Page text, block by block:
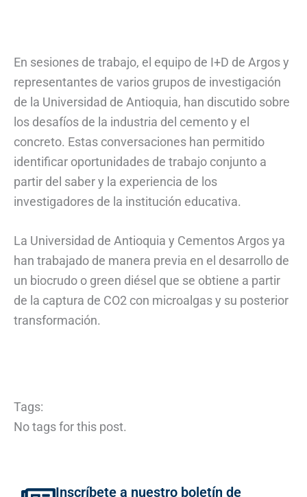
En sesiones de trabajo, el equipo de I+D de Argos y
representantes de varios grupos de investigación
de la Universidad de Antioquia, han discutido sobre
los desafíos de la industria del cemento y el
concreto. Estas conversaciones han permitido
identificar oportunidades de trabajo conjunto a
partir del saber y la experiencia de los
investigadores de la institución educativa.
La Universidad de Antioquia y Cementos Argos ya
han trabajado de manera previa en el desarrollo de
un biocrudo o green diésel que se obtiene a partir
de la captura de CO2 con microalgas y su posterior
transformación.
Tags:
No tags for this post.
Inscríbete a nuestro boletín de